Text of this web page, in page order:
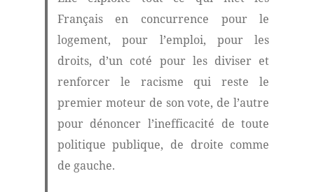
Français en concurrence pour le
logement, pour l’emploi, pour les
droits, d’un coté pour les diviser et
renforcer le racisme qui reste le
premier moteur de son vote, de l’autre
pour dénoncer l’inefficacité de toute
politique publique, de droite comme
de gauche.